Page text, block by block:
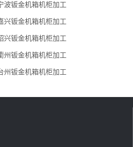
波钣金机箱机柜加工
兴钣金机箱机柜加工
兴钣金机箱机柜加工
州钣金机箱机柜加工
州钣金机箱机柜加工